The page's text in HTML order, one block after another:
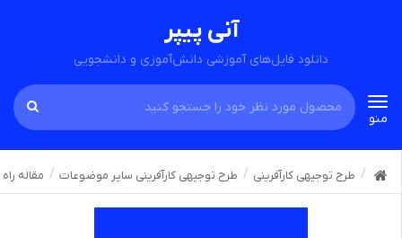
آنی پیپر
دانلود فایل‌های آموزشی دانش‌آموزی و دانشجویی
Toggle
navigation
منو
طرح توجیهی کارآفرینی طرح توجیهی کارآفرینی سایر موضوعات مقاله